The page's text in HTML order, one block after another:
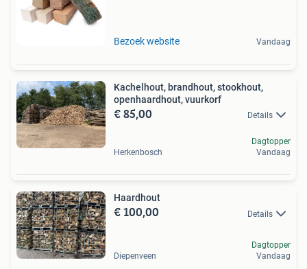
Bezoek website Vandaag
Kachelhout, brandhout, stookhout,
openhaardhout, vuurkorf
€ 85,00 Details
Herkenbosch
Dagtopper
Vandaag
Haardhout
€ 100,00 Details
Diepenveen
Dagtopper
Vandaag